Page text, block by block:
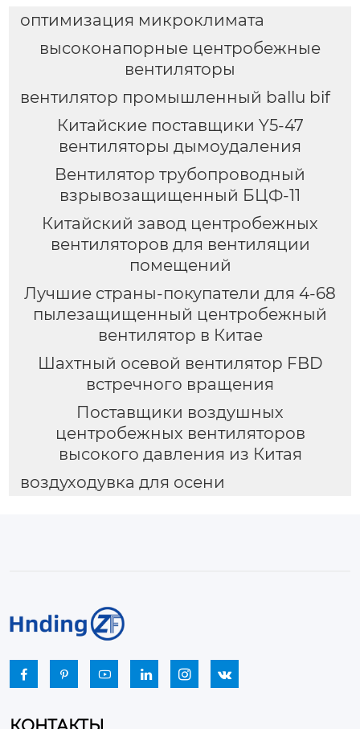
оптимизация микроклимата
высоконапорные центробежные
вентиляторы
вентилятор промышленный ballu bif
Китайские поставщики Y5-47
вентиляторы дымоудаления
Вентилятор трубопроводный
взрывозащищенный БЦФ-11
Китайский завод центробежных
вентиляторов для вентиляции
помещений
Лучшие страны-покупатели для 4-68
пылезащищенный центробежный
вентилятор в Китае
Шахтный осевой вентилятор FBD
встречного вращения
Поставщики воздушных
центробежных вентиляторов
высокого давления из Китая
воздуходувка для осени
     